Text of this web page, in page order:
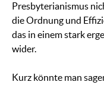
Presbyterianismus
die Ordnung und
das in einem stark
wider.
Kurz könnte man